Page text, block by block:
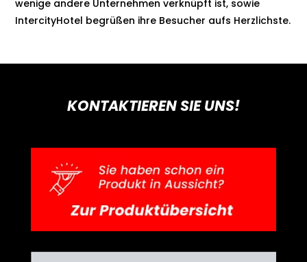
wenige andere Unternehmen verknüpft ist, sowie
IntercityHotel begrüßen ihre Besucher aufs Herzlichste.
KONTAKTIEREN SIE UNS!